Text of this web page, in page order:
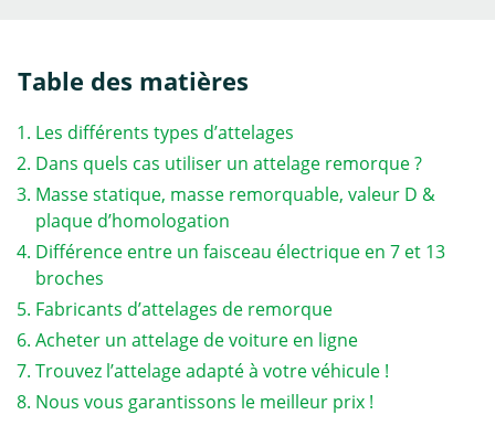
Table des matières
Les différents types d’attelages
Dans quels cas utiliser un attelage remorque ?
Masse statique, masse remorquable, valeur D &
plaque d’homologation
Différence entre un faisceau électrique en 7 et 13
broches
Fabricants d’attelages de remorque
Acheter un attelage de voiture en ligne
Trouvez l’attelage adapté à votre véhicule !
Nous vous garantissons le meilleur prix !